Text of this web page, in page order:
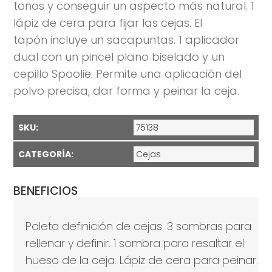
tonos y conseguir un aspecto más natural. 1
lápiz de cera para fijar las cejas. El
tapón incluye un sacapuntas. 1 aplicador
dual con un pincel plano biselado y un
cepillo Spoolie. Permite una aplicación del
polvo precisa, dar forma y peinar la ceja.
SKU: 75138
CATEGORÍA: Cejas
BENEFICIOS
Paleta definición de cejas. 3 sombras para
rellenar y definir. 1 sombra para resaltar el
hueso de la ceja. Lápiz de cera para peinar.